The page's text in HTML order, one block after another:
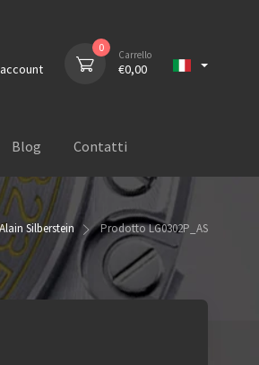
0
Carrello
€0,00
Blog Contatti
Alain Silberstein ProdottoLG0302P_AS